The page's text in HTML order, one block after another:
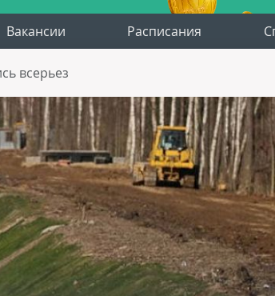
Вакансии Расписания
всерьез